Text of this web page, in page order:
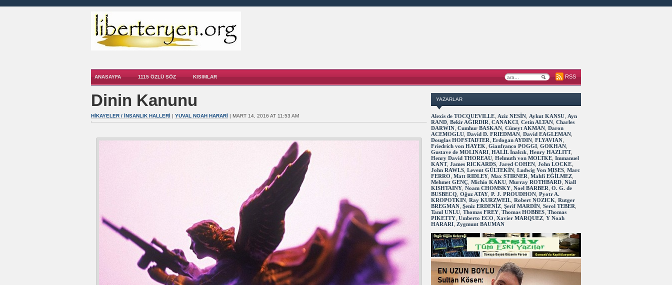
ANASAYFA 1115 ÖZLÜ SÖZ KISIMLAR RSS
Dinin Kanunu
HIKAYELER / İNSANLIK HALLERI | YUVAL NOAH HARARI | MART 14, 2016 AT 11:53 AM
YAZARLAR
Alexis de TOCQUEVILLE Aziz NESİN Aykut KANSU Ayn
RAND Bekir AĞIRDIR CANAKCI Cetin ALTAN Charles
DARWIN Cumhur BASKAN Cüneyt AKMAN Daron
ACEMOGLU David D. FRIEDMAN David EAGLEMAN
Douglas HOFSTADTER Erdogan AYDIN FLYAVIAN
Friedrich von HAYEK Gianfranco POGGI GOKHAN
Gustave de MOLINARI HALİL İnalcık Henry HAZLITT,
Henry David THOREAU Helmuth von MOLTKE Immanuel
KANT, James RICKARDS Jared COHEN John LOCKE
John RAWLS Levent GÜLTEKİN Ludwig Von MISES Marc
FERRO Matt RIDLEY Max STIRNER Mahfi EĞİLMEZ
Mehmet GENÇ Michio KAKU Murray ROTHBARD Niall
KISHTAINY Noam CHOMSKY Noel BARBER O. G. de
BUSBECQ Oğuz ATAY P. J. PROUDHON Pyotr A.
KROPOTKIN Ray KURZWEIL Robert NOZICK Rutger
BREGMAN Şeniz ERDENİZ Şerif MARDİN Serol TEBER
Tanıl UNLU Thomas FREY Thomas HOBBES Thomas
PIKETTY Umberto ECO Xavier MARQUEZ Y Noah
HARARI Zygmunt BAUMAN